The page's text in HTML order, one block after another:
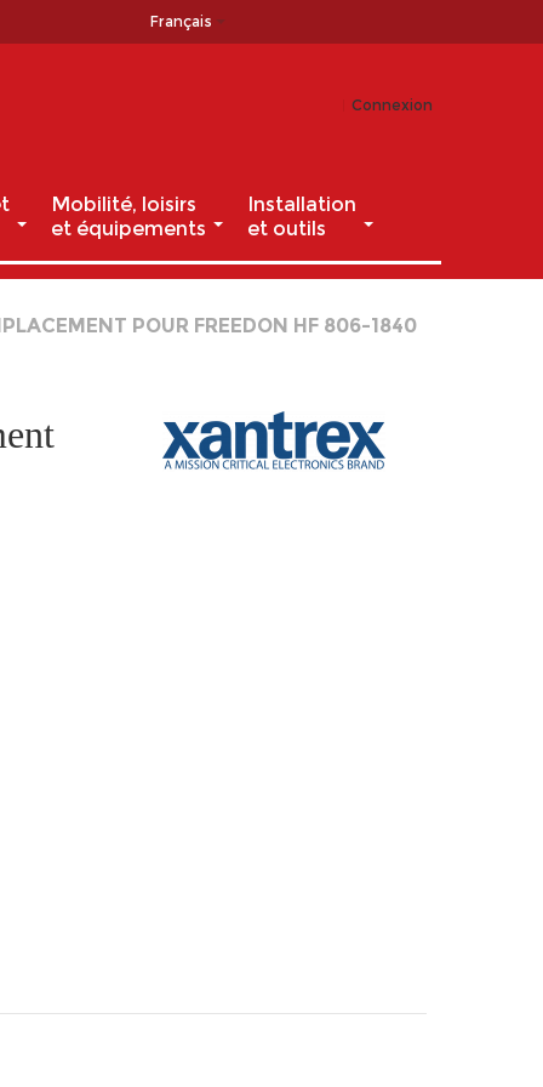
Français
Connexion
Mobilité, loisirs
et équipements
Installation
et outils
POUR FREEDON HF 806-1840